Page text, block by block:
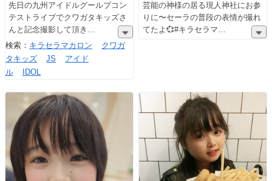
先日の九州アイドルグールプコン
テストライブでクワガタキッズさ
んと記念撮影して頂き
検索： キラセラマカロン
クワガ
タキッズ
JS
アイド
ル
IDOL
芸能の神様の居る現人神社にお参
りに〜セーラの普段の表情が撮れ
てたよ💞#キラセラマ